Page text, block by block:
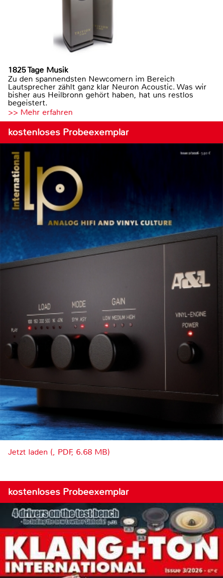
1825 Tage Musik
Zu den spannendsten Newcomern im Bereich
Lautsprecher zählt ganz klar Neuron Acoustic. Was wir
bisher aus Heilbronn gehört haben, hat uns restlos
begeistert.
>> Mehr erfahren
kostenloses Probeexemplar
Jetzt laden (, PDF, 6.68 MB)
kostenloses Probeexemplar